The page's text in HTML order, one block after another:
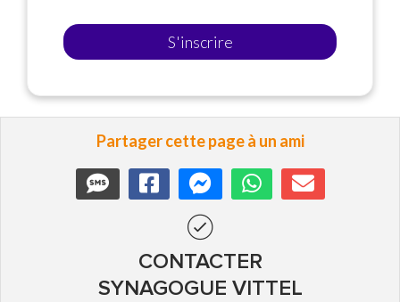
S'inscrire
Partager cette page à un ami
CONTACTER
SYNAGOGUE VITTEL